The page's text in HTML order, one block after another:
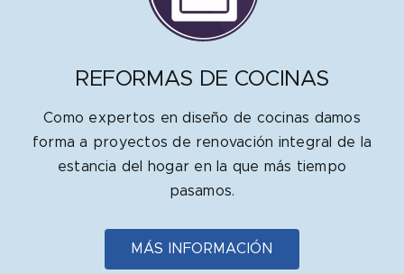
REFORMAS DE COCINAS
Como expertos en diseño de cocinas damos
forma a proyectos de renovación integral de la
estancia del hogar en la que más tiempo
pasamos.
MÁS INFORMACIÓN